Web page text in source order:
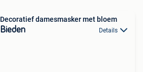
Decoratief damesmasker met bloem
Bieden Details